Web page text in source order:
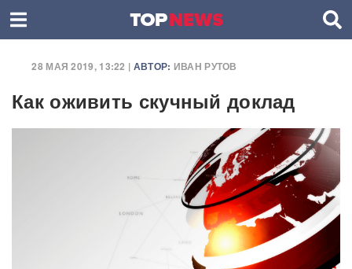
28 МАЯ 2019, 13:22 | АВТОР: ИВАН РУТОВ
Как оживить скучный доклад